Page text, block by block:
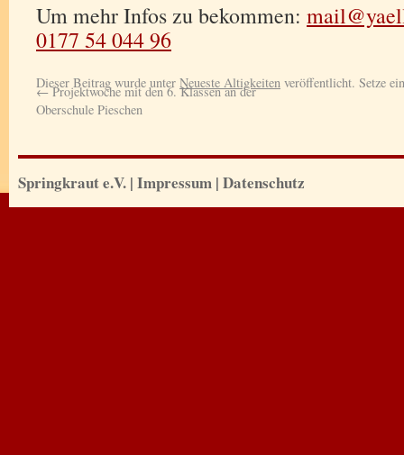
Um mehr Infos zu bekommen:
0177 54 044 96
Dieser Beitrag wurde unter Neueste Altigkeiten veröffentlicht. Setze
←Projektwoche mit den 6. Klassen an der
Oberschule Pieschen
Springkraut e.V. | Impressum | Datenschutz